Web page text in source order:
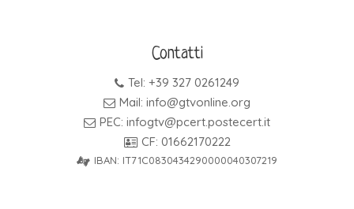
Contatti
Tel: +39 327 0261249
Mail: info@gtvonline.org
PEC: infogtv@pcert.postecert.it
CF: 01662170222
IBAN: IT71C0830434290000040307219